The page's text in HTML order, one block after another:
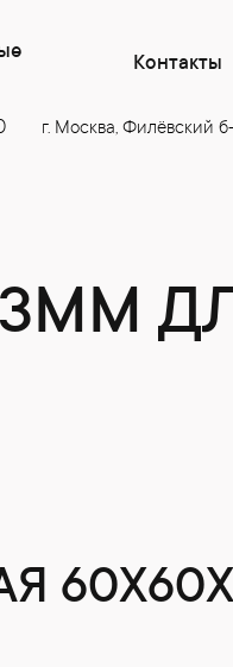
Контакты
г. Москва, Филёвский